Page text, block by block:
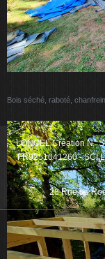
Bois séché, raboté,
LONOEL Création N°
FR9251041260 - SCI
28 Rue de